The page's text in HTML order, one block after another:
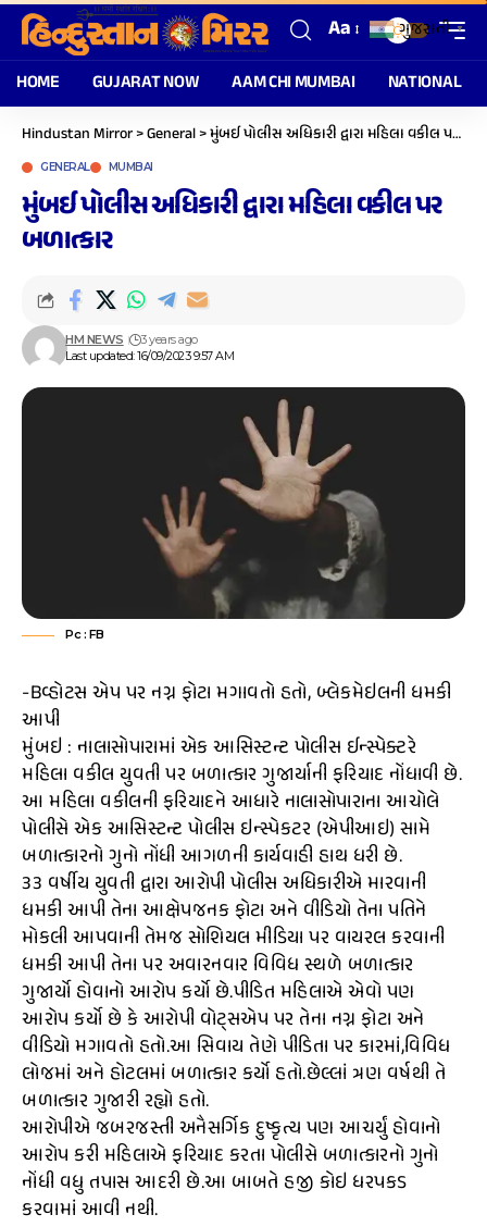
Aa
HOME GUJARAT NOW AAM CHI MUMBAI NATIONAL
Hindustan Mirror>General>મુંબઈ પોલીસ અધિકારી દ્વારા મહિલા વકીલ પર બળાત્કાર
GENERAL MUMBAI
મુંબઈ પોલીસ અધિકારી દ્વારા મહિલા વકીલ પર
બળાત્કાર
Last updated: 16/09/2023 9:57 AM
HM NEWS 3 years ago
Pc : FB
-Bવ્હોટસ એપ પર નગ્ન ફોટા મગાવતો હતો, બ્લેકમેઇલની ધમકી
આપી
મુંબઇ : નાલાસોપારામાં એક આસિસ્ટન્ટ પોલીસ ઈન્સ્પેક્ટરે
મહિલા વકીલ યુવતી પર બળાત્કાર ગુજાર્યાની ફરિયાદ નોંધાવી છે.
આ મહિલા વકીલની ફરિયાદને આધારે નાલાસોપારાના આચોલે
પોલીસે એક આસિસ્ટન્ટ પોલીસ ઇન્સ્પેકટર (એપીઆઇ) સામે
બળાત્કારનો ગુનો નોંધી આગળની કાર્યવાહી હાથ ધરી છે.
૩૩ વર્ષીય યુવતી દ્વારા આરોપી પોલીસ અધિકારીએ મારવાની
ધમકી આપી તેના આક્ષેપજનક ફોટા અને વીડિયો તેના પતિને
મોકલી આપવાની તેમજ સોશિયલ મીડિયા પર વાયરલ કરવાની
ધમકી આપી તેના પર અવારનવાર વિવિધ સ્થળે બળાત્કાર
ગુજાર્યો હોવાનો આરોપ કર્યો છે.પીડિત મહિલાએ એવો પણ
આરોપ કર્યો છે કે આરોપી વોટ્સએપ પર તેના નગ્ન ફોટા અને
વીડિયો મગાવતો હતો.આ સિવાય તેણે પીડિતા પર કારમાં,વિવિધ
લોજમાં અને હોટલમાં બળાત્કાર કર્યો હતો.છેલ્લાં ત્રણ વર્ષથી તે
બળાત્કાર ગુજારી રહ્યો હતો.
આરોપીએ જબરજસ્તી અનૈસર્ગિક દુષ્કૃત્ય પણ આચર્યું હોવાનો
આરોપ કરી મહિલાએ ફરિયાદ કરતા પોલીસે બળાત્કારનો ગુનો
નોંધી વધુ તપાસ આદરી છે.આ બાબતે હજી કોઇ ધરપકડ
કરવામાં આવી નથી.
ગુજરાતી ▼